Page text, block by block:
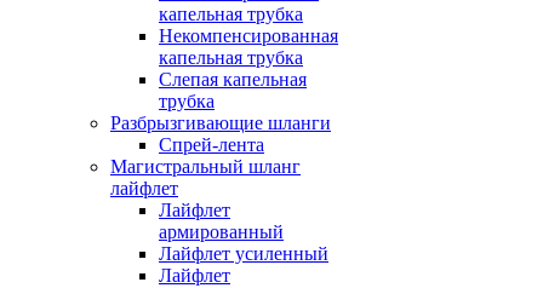
капельная трубка
Некомпенсированная
капельная трубка
Слепая капельная
трубка
Разбрызгивающие шланги
Спрей-лента
Магистральный шланг
лайфлет
Лайфлет
армированный
Лайфлет усиленный
Лайфлет